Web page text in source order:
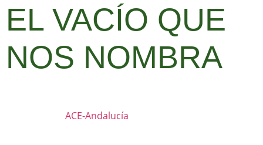
EL VACÍO QUE
NOS NOMBRA
ACE-Andalucía